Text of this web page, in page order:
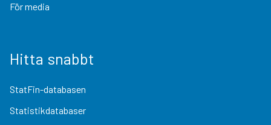
För media
Hitta snabbt
StatFin-databasen
Statistikdatabaser